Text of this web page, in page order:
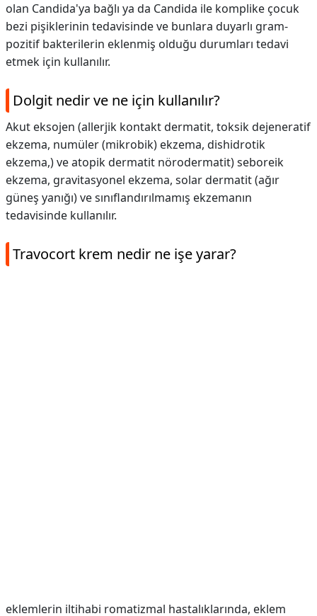
olan Candida'ya bağlı ya da Candida ile komplike çocuk
bezi pişiklerinin tedavisinde ve bunlara duyarlı gram-
pozitif bakterilerin eklenmiş olduğu durumları tedavi
etmek için kullanılır.
Dolgit nedir ve ne için kullanılır?
Akut eksojen (allerjik kontakt dermatit, toksik dejeneratif
ekzema, numüler (mikrobik) ekzema, dishidrotik
ekzema,) ve atopik dermatit nörodermatit) seboreik
ekzema, gravitasyonel ekzema, solar dermatit (ağır
güneş yanığı) ve sınıflandırılmamış ekzemanın
tedavisinde kullanılır.
Travocort krem nedir ne işe yarar?
eklemlerin iltihabi romatizmal hastalıklarında, eklem